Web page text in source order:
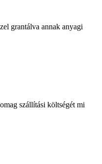
grantálva annak anyagi
szállítási költségét mi